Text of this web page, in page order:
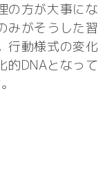
の方が大事にな
みがそうした習
行動様式の変化
的DNAとなって